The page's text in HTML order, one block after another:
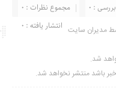
مجموع نظرات : 0
: 0
انتشار یافته : ۰ مدیران سایت
شد.
خبر باشد منتشر نخواهد شد.